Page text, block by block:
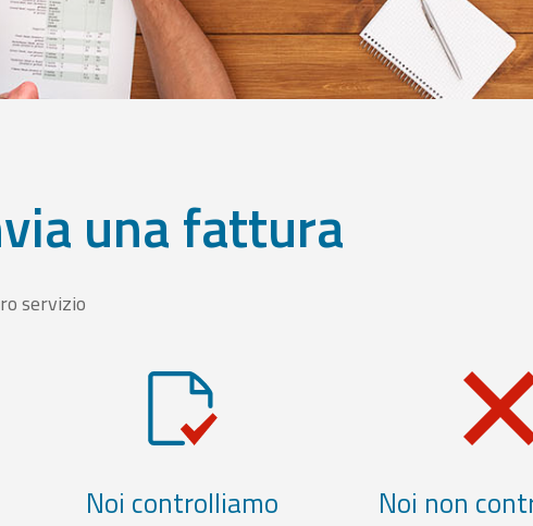
una fattura
servizio
Noi controlliamo Noi non